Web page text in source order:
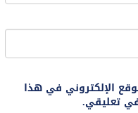
الإلكتروني في هذا
في تعليقي.